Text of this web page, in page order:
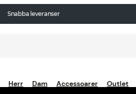
Snabba leveranser
Herr Dam Accessoarer Outlet